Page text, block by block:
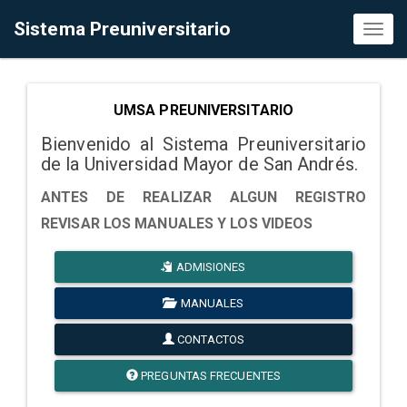
Sistema Preuniversitario
UMSA PREUNIVERSITARIO
Bienvenido al Sistema Preuniversitario
de la Universidad Mayor de San Andrés.
ANTES DE REALIZAR ALGUN REGISTRO
REVISAR LOS MANUALES Y LOS VIDEOS
ADMISIONES
MANUALES
CONTACTOS
PREGUNTAS FRECUENTES